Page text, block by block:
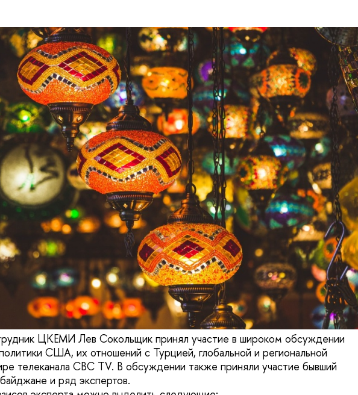
ЦКЕМИ Лев Сокольщик принял участие в широком обсуждении
США, их отношений с Турцией, глобальной и региональной
телеканала CBC TV. В обсуждении также приняли участие бывший
и ряд экспертов.